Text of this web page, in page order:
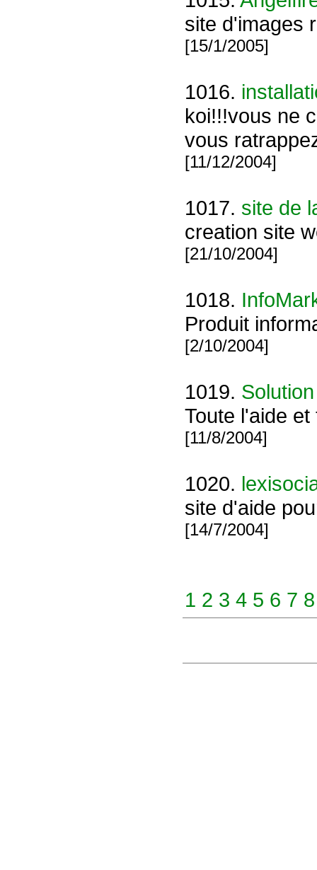
site d'images
[15/1/2005]
1016.
koi!!!vous ne
vous
[11/12/2004]
1017. site de
creation site
[21/10/2004]
1018.
Produit
[2/10/2004]
1019.
Toute l'aide
[11/8/2004]
1020.
site d'aide
[14/7/2004]
1 2 3 4 5 6 7 8